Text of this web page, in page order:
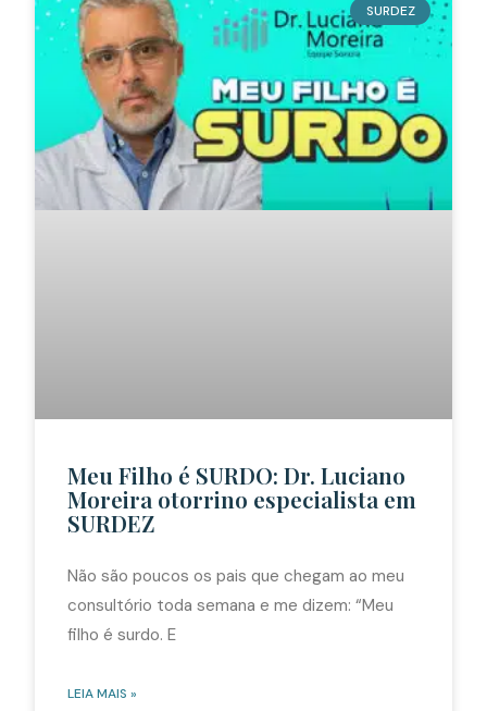
SURDEZ
Meu Filho é SURDO: Dr. Luciano
Moreira otorrino especialista em
SURDEZ
Não são poucos os pais que chegam ao meu
consultório toda semana e me dizem: “Meu
filho é surdo. E
LEIA MAIS »